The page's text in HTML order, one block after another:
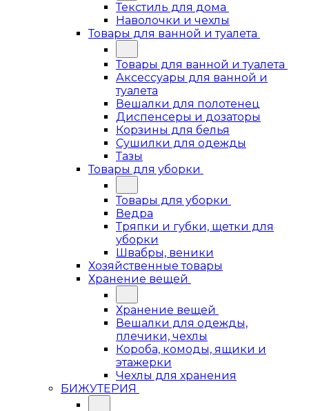
Текстиль для дома
Наволочки и чехлы
Товары для ванной и туалета
Товары для ванной и туалета
Аксессуары для ванной и
туалета
Вешалки для полотенец
Диспенсеры и дозаторы
Корзины для белья
Сушилки для одежды
Тазы
Товары для уборки
Товары для уборки
Ведра
Тряпки и губки, щетки для
уборки
Швабры, веники
Хозяйственные товары
Хранение вещей
Хранение вещей
Вешалки для одежды,
плечики, чехлы
Короба, комоды, ящики и
этажерки
Чехлы для хранения
БИЖУТЕРИЯ